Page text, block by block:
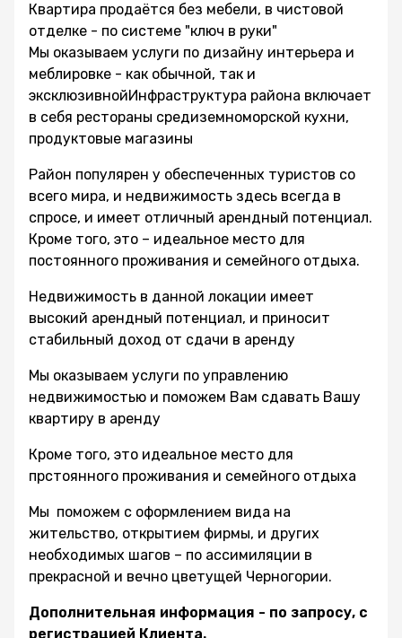
Квартира продаётся без мебели, в чистовой
отделке - по системе "ключ в руки"
Мы оказываем услуги по дизайну интерьера и
меблировке - как обычной, так и
эксклюзивнойИнфраструктура района включает
в себя рестораны средиземноморской кухни,
продуктовые магазины
Район популярен у обеспеченных туристов со
всего мира, и недвижимость здесь всегда в
спросе, и имеет отличный арендный потенциал.
Кроме того, это – идеальное место для
постоянного проживания и семейного отдыха.
Недвижимость в данной локации имеет
высокий арендный потенциал, и приносит
стабильный доход от сдачи в аренду
Мы оказываем услуги по управлению
недвижимостью и поможем Вам сдавать Вашу
квартиру в аренду
Кроме того, это идеальное место для
прстоянного проживания и семейного отдыха
Мы поможем с оформлением вида на
жительство, открытием фирмы, и других
необходимых шагов – по ассимиляции в
прекрасной и вечно цветущей Черногории.
Дополнительная информация - по запросу, с
регистрацией Клиента.